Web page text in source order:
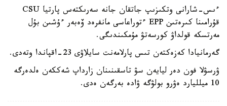
ءىس-شارانى وتكىزىپ جاتقان جانە سەرىكتەس پارتيا CSU
قۇرامىنا كىرەتىن EPP ءتوراعاسى مانفرەد ۆەبەر ءۇشىن بۇل
مەرتسكە قولداۋ كورسەتۋ مۇمكىندىگى.
گەرمانيادا كەزەكتەن تىس پارلامەنت سايلاۋى 23-اقپاندا وتەدى.
ۋرسۋلا فون دەر ليايەن سۋ تاسقىنىنان زارداپ شەككەن ەلدەرگە
10 ميلليارد ەۋرو بولۋگە ۋادە بەرگەن ەدى.